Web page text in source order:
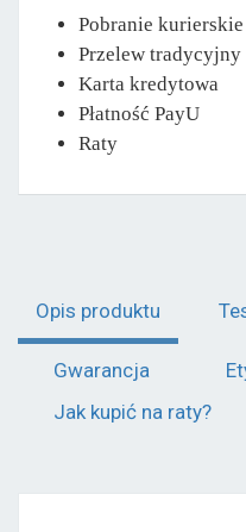
Pobranie kurierskie
Przelew tradycyjny
Karta kredytowa
Płatność PayU
Raty
Opis produktu
Gwarancja
Jak kupić na raty?